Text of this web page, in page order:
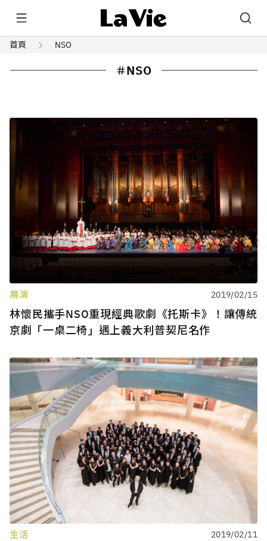
首頁 NSO
NSO
展演 2019/02/15
林懷民攜手NSO重現經典歌劇《托斯卡》！讓傳統
京劇「一桌二椅」遇上義大利普契尼名作
生活 2019/02/11